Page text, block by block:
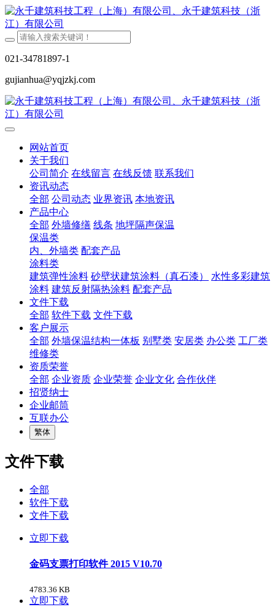
021-34781897-1
gujianhua@yqjzkj.com
网站首页
关于我们
公司简介 在线留言 在线反馈 联系我们
资讯动态
全部 公司动态 业界资讯 本地资讯
产品中心
全部 外墙修缮 线条 地坪隔声保温
保温类
内、外墙类 配套产品
涂料类
建筑弹性涂料 砂壁状建筑涂料（真石漆）
水性多彩建筑
涂料 建筑反射隔热涂料 配套产品
文件下载
全部 软件下载 文件下载
客户展示
全部 外墙保温结构一体板 别墅类 安居类 办公类 工厂类
维修类
资质荣誉
全部 企业资质 企业荣誉 企业文化 合作伙伴
招贤纳士
企业邮筒
互联办公
繁体
文件下载
全部
软件下载
文件下载
立即下载
金码支票打印软件 2015 V10.70
4783.36 KB
立即下载